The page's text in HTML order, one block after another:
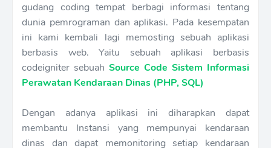
gudang coding tempat berbagi informasi tentang
dunia pemrograman dan aplikasi. Pada kesempatan
ini kami kembali lagi memosting sebuah aplikasi
berbasis web. Yaitu sebuah aplikasi berbasis
codeigniter sebuah Source Code Sistem Informasi
Perawatan Kendaraan Dinas (PHP, SQL)
Dengan adanya aplikasi ini diharapkan dapat
membantu Instansi yang mempunyai kendaraan
dinas dan dapat memonitoring setiap kendaraan